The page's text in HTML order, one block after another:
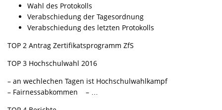
Wahl des Protokolls
Verabschiedung der Tagesordnung
Verabschiedung des letzten Protokolls
TOP 2 Antrag Zertifikatsprogramm ZfS
TOP 3 Hochschulwahl 2016
– an wechlechen Tagen ist Hochschulwahlkampf
– Fairnessabkommen – …